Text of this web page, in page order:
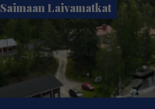
Saimaan Laivamatkat